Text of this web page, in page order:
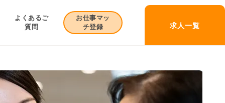
よくあるご
質問
お仕事マッ
チ登録
求人一覧